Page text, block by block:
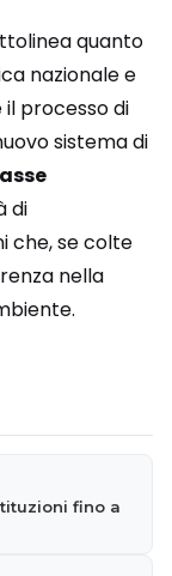
quanto
nazionale e
processo di
sistema di
di
che, se colte
nella
fino a